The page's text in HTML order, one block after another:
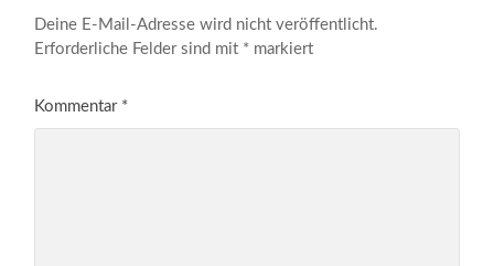
Deine E-Mail-Adresse wird nicht veröffentlicht.
Erforderliche Felder sind mit * markiert
Kommentar *